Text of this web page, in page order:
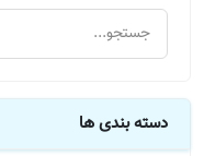
دسته بندی ها